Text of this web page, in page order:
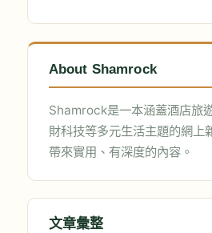
About Shamrock
Shamrock是一本涵蓋酒店旅
財科技等多元生活主題的網上
帶來實用、有深度的內容。
文章彙整